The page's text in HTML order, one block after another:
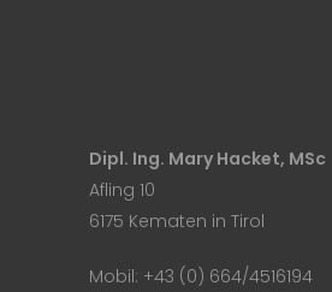
Dipl. Ing. Mary Hacket, MSc
Afling 10
6175 Kematen in Tirol
Mobil: +43 (0) 664/4516194